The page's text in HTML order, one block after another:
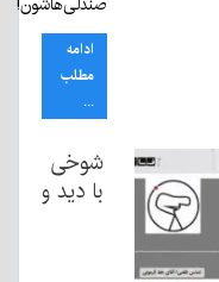
ادامه
مطلب
...
شوخی
با دید و